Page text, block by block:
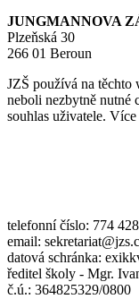
JUNGMANNOVA
Plzeňská 30
266 01 Beroun
JZŠ používá na těchto
neboli nezbytně nutné
souhlas uživatele.
telefonní číslo: 774
email:
datová schránka:
ředitel školy - Mgr.
č.ú.: 364825329/0800